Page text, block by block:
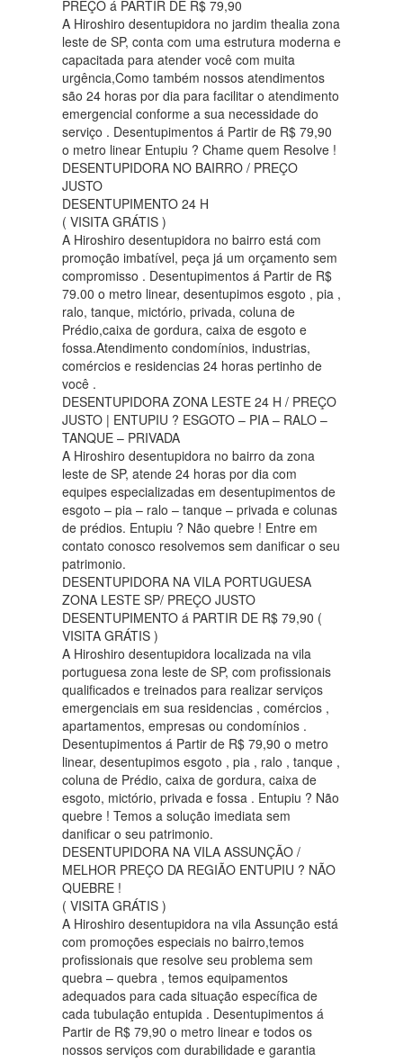
PREÇO á PARTIR DE R$ 79,90
A Hiroshiro desentupidora no jardim thealia zona
leste de SP, conta com uma estrutura moderna e
capacitada para atender você com muita
urgência,Como também nossos atendimentos
são 24 horas por dia para facilitar o atendimento
emergencial conforme a sua necessidade do
serviço . Desentupimentos á Partir de R$ 79,90
o metro linear Entupiu ? Chame quem Resolve !
DESENTUPIDORA NO BAIRRO / PREÇO
JUSTO
DESENTUPIMENTO 24 H
( VISITA GRÁTIS )
A Hiroshiro desentupidora no bairro está com
promoção imbatível, peça já um orçamento sem
compromisso . Desentupimentos á Partir de R$
79.00 o metro linear, desentupimos esgoto , pia ,
ralo, tanque, mictório, privada, coluna de
Prédio,caixa de gordura, caixa de esgoto e
fossa.Atendimento condomínios, industrias,
comércios e residencias 24 horas pertinho de
você .
DESENTUPIDORA ZONA LESTE 24 H / PREÇO
JUSTO | ENTUPIU ? ESGOTO – PIA – RALO –
TANQUE – PRIVADA
A Hiroshiro desentupidora no bairro da zona
leste de SP, atende 24 horas por dia com
equipes especializadas em desentupimentos de
esgoto – pia – ralo – tanque – privada e colunas
de prédios. Entupiu ? Não quebre ! Entre em
contato conosco resolvemos sem danificar o seu
patrimonio.
DESENTUPIDORA NA VILA PORTUGUESA
ZONA LESTE SP/ PREÇO JUSTO
DESENTUPIMENTO á PARTIR DE R$ 79,90 (
VISITA GRÁTIS )
A Hiroshiro desentupidora localizada na vila
portuguesa zona leste de SP, com profissionais
qualificados e treinados para realizar serviços
emergenciais em sua residencias , comércios ,
apartamentos, empresas ou condomínios .
Desentupimentos á Partir de R$ 79,90 o metro
linear, desentupimos esgoto , pia , ralo , tanque ,
coluna de Prédio, caixa de gordura, caixa de
esgoto, mictório, privada e fossa . Entupiu ? Não
quebre ! Temos a solução imediata sem
danificar o seu patrimonio.
DESENTUPIDORA NA VILA ASSUNÇÃO /
MELHOR PREÇO DA REGIÃO ENTUPIU ? NÃO
QUEBRE !
( VISITA GRÁTIS )
A Hiroshiro desentupidora na vila Assunção está
com promoções especiais no bairro,temos
profissionais que resolve seu problema sem
quebra – quebra , temos equipamentos
adequados para cada situação específica de
cada tubulação entupida . Desentupimentos á
Partir de R$ 79,90 o metro linear e todos os
nossos serviços com durabilidade e garantia